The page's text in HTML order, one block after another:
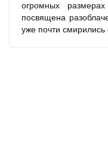
огромных
посвящена
уже почти смирились